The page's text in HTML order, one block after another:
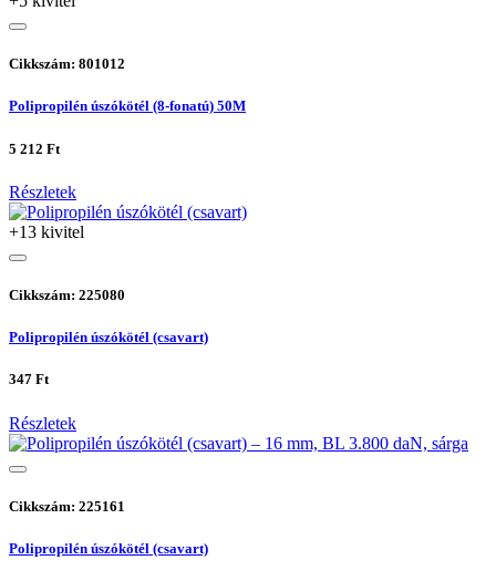
Cikkszám: 801012
Polipropilén úszókötél (8-fonatú) 50M
5 212 Ft
Részletek
+13 kivitel
Cikkszám: 225080
Polipropilén úszókötél (csavart)
347 Ft
Részletek
Cikkszám: 225161
Polipropilén úszókötél (csavart)